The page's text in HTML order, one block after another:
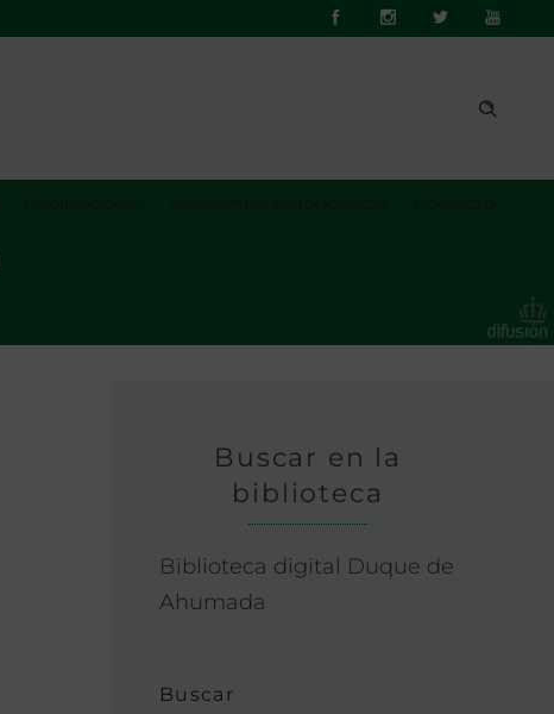
Buscar en la
biblioteca
Biblioteca digital Duque de
Ahumada
Buscar